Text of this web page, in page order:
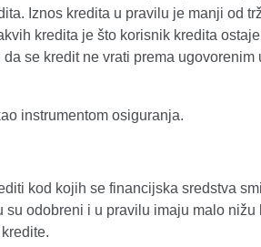
Iznos kredita u pravilu je manji od
kredita je što korisnik kredita
se kredit ne vrati prema ugovorenim
instrumentom osiguranja.
kod kojih se financijska sredstva
odobreni i u pravilu imaju malo nižu